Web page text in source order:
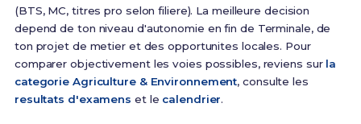
(BTS, MC, titres pro selon filiere). La meilleure decision
depend de ton niveau d'autonomie en fin de Terminale, de
ton projet de metier et des opportunites locales. Pour
comparer objectivement les voies possibles, reviens sur la
categorie Agriculture & Environnement, consulte les
resultats d'examens et le calendrier.